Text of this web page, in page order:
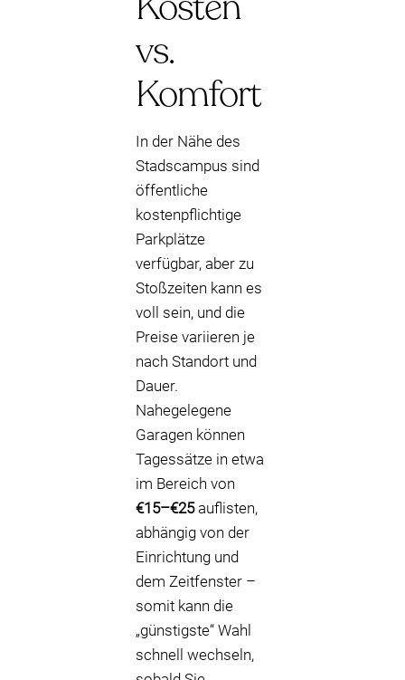
vs.
Komfort
In der Nähe des
Stadscampus sind
öffentliche
kostenpflichtige
Parkplätze
verfügbar, aber zu
Stoßzeiten kann es
voll sein, und die
Preise variieren je
nach Standort und
Dauer.
Nahegelegene
Garagen können
Tagessätze in etwa
im Bereich von
€15–€25auflisten,
abhängig von der
Einrichtung und
dem Zeitfenster –
somit kann die
„günstigste“ Wahl
schnell wechseln,